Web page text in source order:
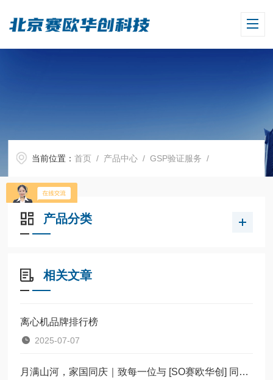
当前位置：首页 / 产品中心 /GSP验证服务 /
产品分类
相关文章
离心机品牌排行榜
2025-07-07
月满山河，家国同庆｜致每一位与 [SO赛欧华创] 同行的你